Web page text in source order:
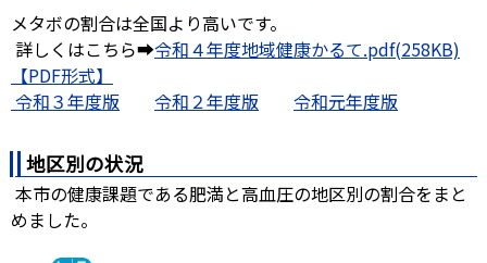
メタボの割合は全国より高いです。
詳しくはこちら➡令和４年度地域健康かるて.pdf(258KB)
令和３年度版
令和２年度版 令和元年度版
地区別の状況
本市の健康課題である肥満と高血圧の地区別の割合をまと
めました。